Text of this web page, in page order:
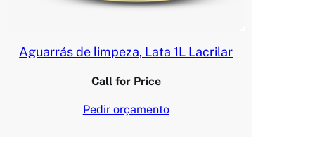
Aguarrás de limpeza, Lata 1L Lacrilar
Call for Price
Pedir orçamento